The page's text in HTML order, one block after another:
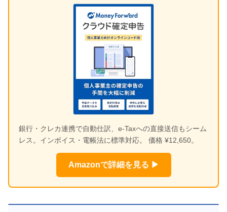
銀行・クレカ連携で自動仕訳、e-Taxへの直接送信もシーム
レス。インボイス・電帳法に標準対応。 価格 ¥12,650。
Amazonで詳細を見る ▶